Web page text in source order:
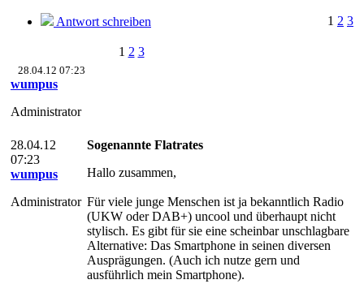
Antwort schreiben 1 2 3
1 2 3
28.04.12 07:23
wumpus
Administrator
28.04.12
07:23
wumpus
Administrator
Sogenannte Flatrates
Hallo zusammen,
Für viele junge Menschen ist ja bekanntlich Radio
(UKW oder DAB+) uncool und überhaupt nicht
stylisch. Es gibt für sie eine scheinbar unschlagbare
Alternative: Das Smartphone in seinen diversen
Ausprägungen. (Auch ich nutze gern und
ausführlich mein Smartphone).